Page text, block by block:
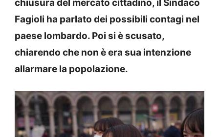
chiusura del mercato cittadino, il Sindaco
Fagioli ha parlato dei possibili contagi nel
paese lombardo. Poi si è scusato,
chiarendo che non è era sua intenzione
allarmare la popolazione.